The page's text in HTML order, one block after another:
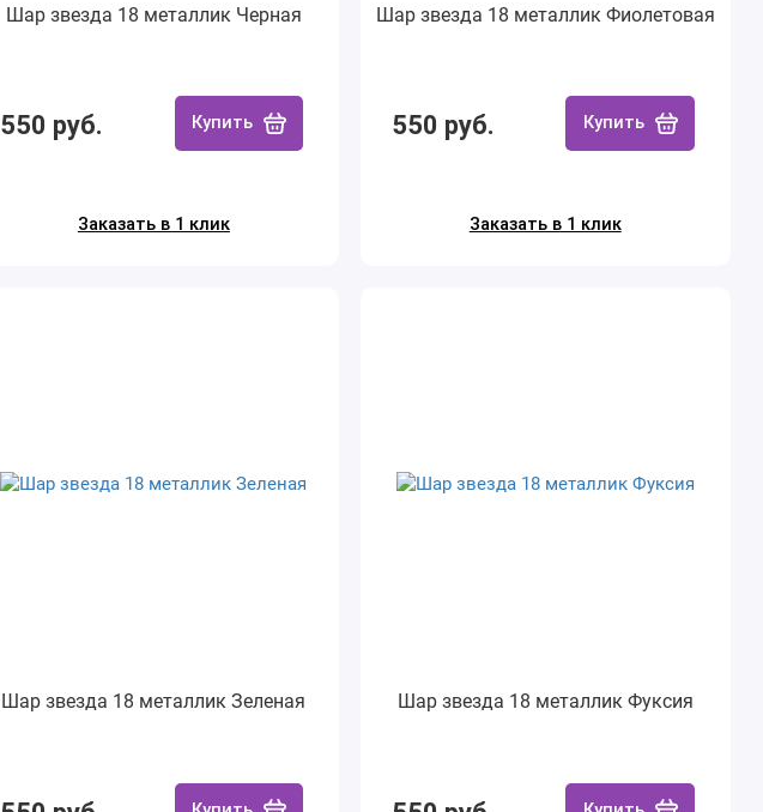
Шар звезда 18 металлик Черная
550 руб. Купить
Заказать в 1 клик
Шар звезда 18 металлик Фиолетовая
550 руб. Купить
Заказать в 1 клик
Шар звезда 18 металлик Зеленая Шар звезда 18 металлик Фуксия